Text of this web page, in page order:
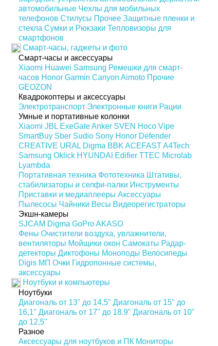
автомобильные Чехлы для мобильных
телефонов Стилусы Прочее Защитные пленки и
стекла Сумки и Рюкзаки Тепловизоры для
смартфонов
Смарт-часы, гаджеты и фото
Смарт-часы и аксессуары
Xiaomi Huawei Samsung Ремешки для смарт-
часов Honor Garmin Canyon Aimoto Прочие
GEOZON
Квадрокоптеры и аксессуары
Электротранспорт Электронные книги Рации
Умные и портативные колонки
Xiaomi JBL ExeGateAnker SVEN Hoco Vipe
SmartBuy Sber Sudio Sony Honor Defender
CREATIVE URAL Digma BBK ACEFASTA4Tech
Samsung Oklick HYUNDAI Edifier TTEC Microlab
Lyambda
Портативная техника Фототехника Штативы,
стабилизаторы и селфи-палки Инструменты
Приставки и медиаплееры Аксессуары
Пылесосы Чайники Весы Видеорегистраторы
Экшн-камеры
SJCAM Digma GoProAKASO
Фены Очистители воздуха, увлажнители,
вентиляторы Мойщики окон Самокаты Радар-
детекторы Диктофоны Моноподы Велосипеды
Digis МП Очки Гидропонные системы,
аксессуары
Ноутбуки и компьютеры
Ноутбуки
Диагональ от 13" до 14,5" Диагональ от 15" до
16,1" Диагональ от 17" до 18.9" Диагональ от 10"
до 12,5"
Разное
Аксессуары для ноутбуков и ПК Мониторы